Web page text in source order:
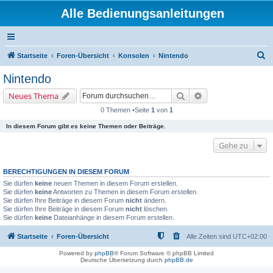
Alle Bedienungsanleitungen
Startseite Foren-Übersicht Konsolen Nintendo
Nintendo
Neues Thema Suche
0 Themen •Seite 1 von 1
In diesem Forum gibt es keine Themen oder Beiträge.
Gehe zu
BERECHTIGUNGEN IN DIESEM FORUM
Sie dürfen keine neuen Themen in diesem Forum erstellen.
Sie dürfen keineAntworten zu Themen in diesem Forum erstellen.
Sie dürfen Ihre Beiträge in diesem Forum nicht ändern.
Sie dürfen Ihre Beiträge in diesem Forum nicht löschen.
Sie dürfen keine Dateianhänge in diesem Forum erstellen.
Startseite Foren-Übersicht Alle Zeiten sind UTC+02:00
Powered by phpBB® Forum Software © phpBB Limited
Deutsche Übersetzung durch phpBB.de